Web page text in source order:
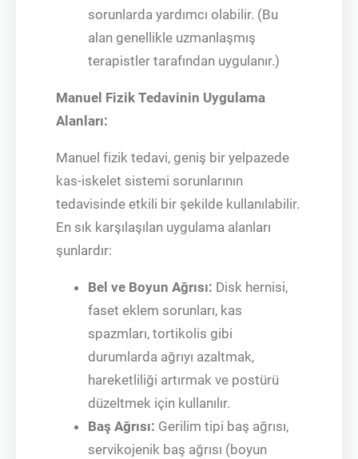
sorunlarda yardımcı olabilir. (Bu
alan genellikle uzmanlaşmış
terapistler tarafından uygulanır.)
Manuel Fizik Tedavinin Uygulama
Alanları:
Manuel fizik tedavi, geniş bir yelpazede
kas-iskelet sistemi sorunlarının
tedavisinde etkili bir şekilde kullanılabilir.
En sık karşılaşılan uygulama alanları
şunlardır:
Bel ve Boyun Ağrısı: Disk hernisi,
faset eklem sorunları, kas
spazmları, tortikolis gibi
durumlarda ağrıyı azaltmak,
hareketliliği artırmak ve postürü
düzeltmek için kullanılır.
Baş Ağrısı: Gerilim tipi baş ağrısı,
servikojenik baş ağrısı (boyun